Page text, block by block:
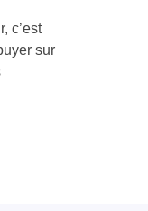
c’est
sur